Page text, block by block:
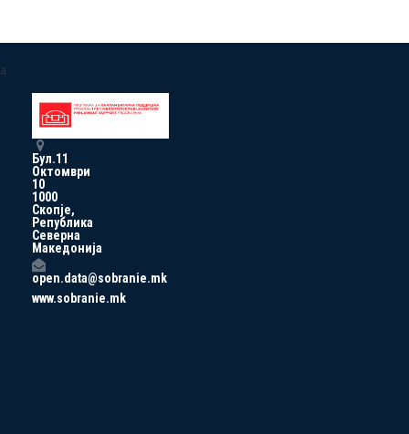
a
Бул.11
Октомври
10
1000
Скопје,
Република
Северна
Македонија
open.data@sobranie.mk
www.sobranie.mk